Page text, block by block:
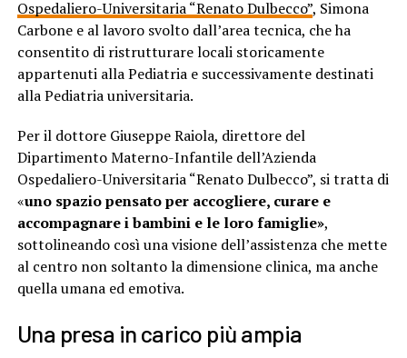
Ospedaliero-Universitaria “Renato Dulbecco”, Simona
Carbone e al lavoro svolto dall’area tecnica, che ha
consentito di ristrutturare locali storicamente
appartenuti alla Pediatria e successivamente destinati
alla Pediatria universitaria.
Per il dottore Giuseppe Raiola, direttore del
Dipartimento Materno-Infantile dell’Azienda
Ospedaliero-Universitaria “Renato Dulbecco”, si tratta di
«uno spazio pensato per accogliere, curare e
accompagnare i bambini e le loro famiglie»,
sottolineando così una visione dell’assistenza che mette
al centro non soltanto la dimensione clinica, ma anche
quella umana ed emotiva.
Una presa in carico più ampia